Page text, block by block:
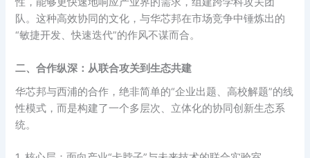
队。这种高效协同的文化，与华芯邦在市场竞争中锤炼出的
“敏捷开发、快速迭代”的作风不谋而合。
二、合作纵深：从联合攻关到生态共建
华芯邦与西浦的合作，绝非简单的“企业出题、高校解题”的线
性模式，而是构建了一个多层次、立体化的协同创新生态系
统。